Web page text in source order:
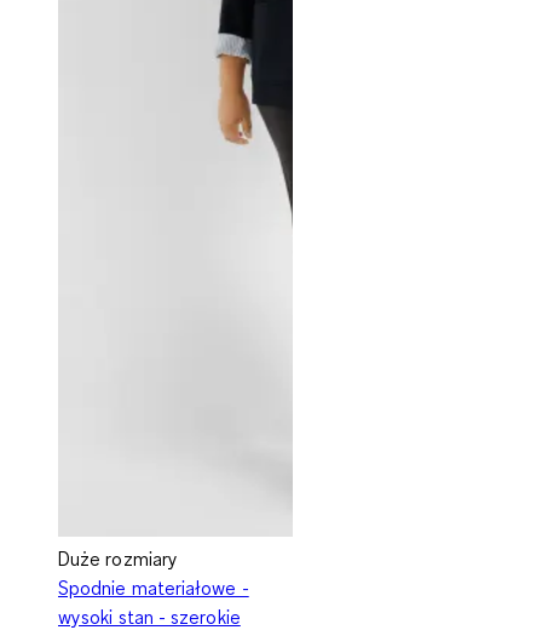
Duże rozmiary
Spodnie materiałowe -
wysoki stan - szerokie